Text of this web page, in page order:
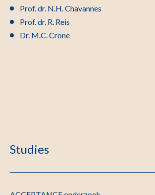
Prof. dr. N.H. Chavannes
Prof. dr. R. Reis
Dr. M.C. Crone
Studies